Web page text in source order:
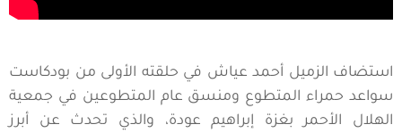
استضاف الزميل أحمد عياش في حلقته الأولى من بودكاست
سواعد حمراء المتطوع ومنسق عام المتطوعين في جمعية
الهلال الأحمر بغزة إبراهيم عودة، والذي تحدث عن أبرز